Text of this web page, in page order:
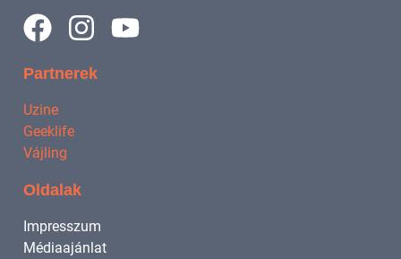
Partnerek
Uzine
Geeklife
Vájling
Oldalak
Impresszum
Médiaajánlat